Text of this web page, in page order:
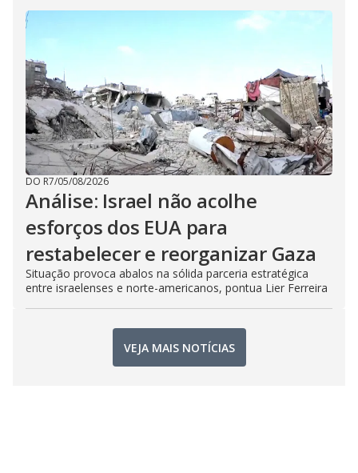
DO R7/05/08/2026
Análise: Israel não acolhe
esforços dos EUA para
restabelecer e reorganizar Gaza
Situação provoca abalos na sólida parceria estratégica
entre israelenses e norte-americanos, pontua Lier Ferreira
VEJA MAIS NOTÍCIAS